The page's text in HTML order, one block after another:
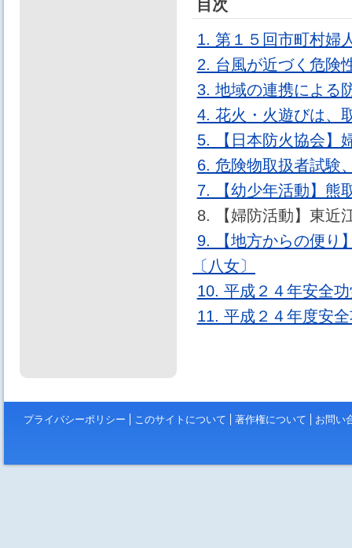
目次
1. 第１５回市町村婦
2. 台風が近づく危険
3. 地域の連携による
4. 花火・火遊びは、
5. 【日本防火協会】
6. 危険物取扱者試験
7. 【幼少年活動】熊
8. 【婦防活動】東近
9. 【地方からの便り
〔八女〕
10. 平成２４年安全
11. 平成２４年度安
プライバシーポリシー このサイトについて 著作権について お問い